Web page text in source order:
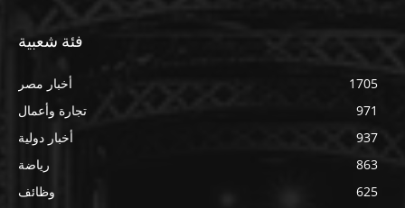
فئة شعبية
أخبار مصر
1705
تجارة وأعمال
971
أخبار دولية
937
رياضة
863
وظائف
625